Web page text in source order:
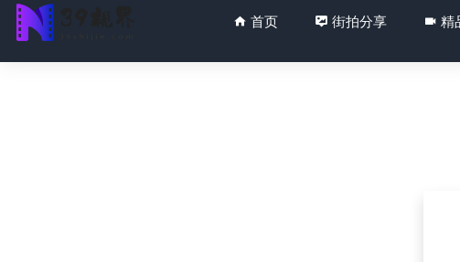
首页 街拍分享 精